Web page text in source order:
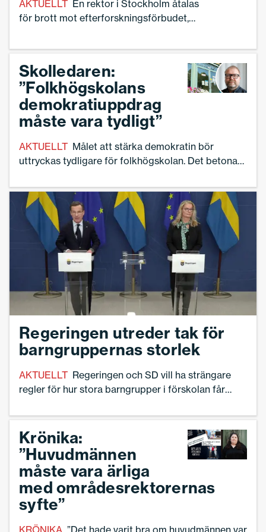
AKTUELLT En rektor i Stockholm åtalas
för brott mot efterforskningsförbudet,
Skolledaren:
”Folkhögskolans
demokratiuppdrag
måste vara tydligt”
AKTUELLT Målet att stärka demokratin bör
uttryckas tydligare för folkhögskolan. Det betonar
Folkbildningsutredningen. – I de tider som är nu är
det ännu viktigare att det uppdraget uttrycks
explicit, säger Karl-Magnus Eklundh, enhetschef på
Folkhögskolan Skurup och Fridhem i Malmö.
Regeringen utreder tak för
barngruppernas storlek
AKTUELLT Regeringen och SD vill ha strängare
regler för hur stora barngrupper i förskolan får
ska både det och en obligatorisk språkförskola
utredas. – Vi ser några saker som oroar oss lite,
säger statsminister Ulf Kristersson (M).
Krönika:
”Huvudmännen
måste vara ärliga
med områdesrektorernas
syfte”
KRÖNIKA ”Det hade varit bra om huvudmännen var